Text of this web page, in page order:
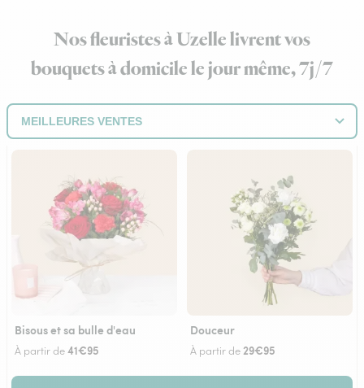
Nos fleuristes à Uzelle livrent vos
bouquets à domicile le jour même, 7j/7
Bisous et sa bulle d'eau
À partir de41€95
Douceur
À partir de 29€95